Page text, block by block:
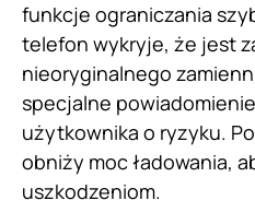
funkcje ograniczania
telefon wykryje, że jest
nieoryginalnego
specjalne
użytkownika o ryzyku.
obniży moc ładowania,
uszkodzeniom.